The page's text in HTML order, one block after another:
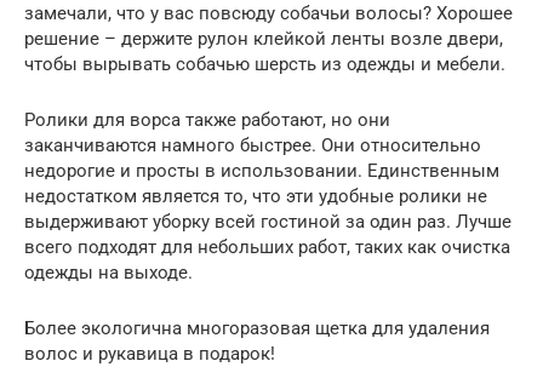
замечали, что у вас повсюду собачьи волосы? Хорошее
решение – держите рулон клейкой ленты возле двери,
чтобы вырывать собачью шерсть из одежды и мебели.
Ролики для ворса также работают, но они
заканчиваются намного быстрее. Они относительно
недорогие и просты в использовании. Единственным
недостатком является то, что эти удобные ролики не
выдерживают уборку всей гостиной за один раз. Лучше
всего подходят для небольших работ, таких как очистка
одежды на выходе.
Более экологична многоразовая щетка для удаления
волос и рукавица в подарок!